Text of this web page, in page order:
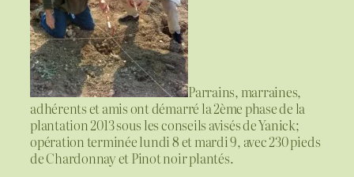
Parrains, marraines,
adhérents et amis ont démarré la 2ème phase de la
plantation 2013 sous les conseils avisés de Yanick;
opération terminée lundi 8 et mardi 9, avec 230 pieds
de Chardonnay et Pinot noir plantés.